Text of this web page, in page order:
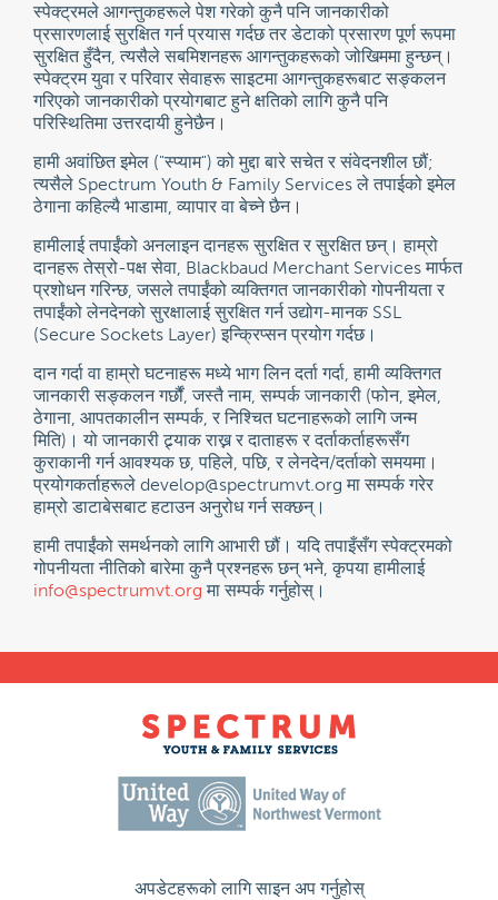
स्पेक्ट्रमले आगन्तुकहरूले पेश गरेको कुनै पनि जानकारीको
प्रसारणलाई सुरक्षित गर्न प्रयास गर्दछ तर डेटाको प्रसारण पूर्ण रूपमा
सुरक्षित हुँदैन, त्यसैले सबमिशनहरू आगन्तुकहरूको जोखिममा हुन्छन्।
स्पेक्ट्रम युवा र परिवार सेवाहरू साइटमा आगन्तुकहरूबाट सङ्कलन
गरिएको जानकारीको प्रयोगबाट हुने क्षतिको लागि कुनै पनि
परिस्थितिमा उत्तरदायी हुनेछैन।
हामी अवांछित इमेल ("स्प्याम") को मुद्दा बारे सचेत र संवेदनशील छौं;
त्यसैले Spectrum Youth & Family Services ले तपाईको इमेल
ठेगाना कहिल्यै भाडामा, व्यापार वा बेच्ने छैन।
हामीलाई तपाईंको अनलाइन दानहरू सुरक्षित र सुरक्षित छन्। हाम्रो
दानहरू तेस्रो-पक्ष सेवा, Blackbaud Merchant Services मार्फत
प्रशोधन गरिन्छ, जसले तपाईंको व्यक्तिगत जानकारीको गोपनीयता र
तपाईंको लेनदेनको सुरक्षालाई सुरक्षित गर्न उद्योग-मानक SSL
(Secure Sockets Layer) इन्क्रिप्सन प्रयोग गर्दछ।
दान गर्दा वा हाम्रो घटनाहरू मध्ये भाग लिन दर्ता गर्दा, हामी व्यक्तिगत
जानकारी सङ्कलन गर्छौं, जस्तै नाम, सम्पर्क जानकारी (फोन, इमेल,
ठेगाना, आपतकालीन सम्पर्क, र निश्चित घटनाहरूको लागि जन्म
मिति)। यो जानकारी ट्र्याक राख्न र दाताहरू र दर्ताकर्ताहरूसँग
कुराकानी गर्न आवश्यक छ, पहिले, पछि, र लेनदेन/दर्ताको समयमा।
प्रयोगकर्ताहरूले develop@spectrumvt.org मा सम्पर्क गरेर
हाम्रो डाटाबेसबाट हटाउन अनुरोध गर्न सक्छन्।
हामी तपाईंको समर्थनको लागि आभारी छौं। यदि तपाइँसँग स्पेक्ट्रमको
गोपनीयता नीतिको बारेमा कुनै प्रश्नहरू छन् भने, कृपया हामीलाई
info@spectrumvt.org मा सम्पर्क गर्नुहोस्।
अपडेटहरूको लागि साइन अप गर्नुहोस्